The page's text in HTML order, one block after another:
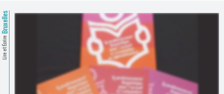
·
Ressources pédagogiques
Comprendre et parler
Espace presse
Contacts
Lire et Écrire
Bruxelles